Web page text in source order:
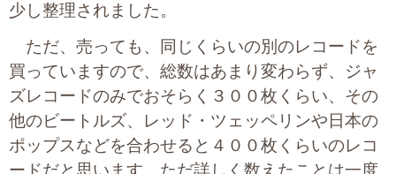
少し整理されました。
ただ、売っても、同じくらいの別のレコードを
買っていますので、総数はあまり変わらず、ジャ
ズレコードのみでおそらく３００枚くらい、その
他のビートルズ、レッド・ツェッペリンや日本の
ポップスなどを合わせると４００枚くらいのレコ
ードだと思います。ただ詳しく数えたことは一度
プライバシーポリシー
06-6889-6018